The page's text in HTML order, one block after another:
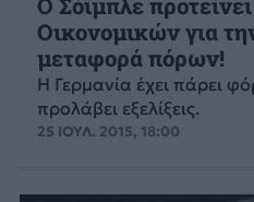
Οικονομικών για
μεταφορά πόρων!
Η Γερμανία έχει πάρει
προλάβει εξελίξεις.
25 ΙΟΥΛ. 2015, 18:00